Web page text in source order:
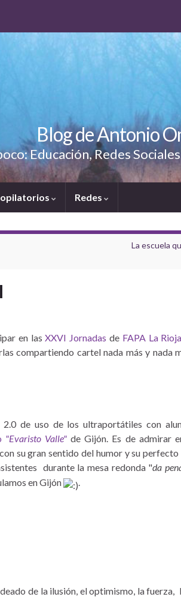
Blog de Antonio
Educación, Redes
Redes
La escuela
en lasXXVI Jornadas de FAPA La Rioja
compartiendo cartel nada más y nada
de uso de los ultraportátiles con
"Evaristo Valle" de Gijón. Es de admirar
su gran sentido del humor y su
durante la mesa redonda "da
en Gijón .
de la ilusión, el optimismo, la fuerza,